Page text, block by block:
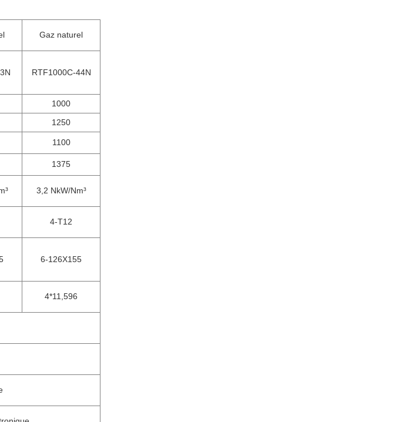
Gaz naturel
RTF1000C-44N
1000
1250
1100
1375
3,2 NkW/Nm³
4-T12
6-126X155
4*11,596